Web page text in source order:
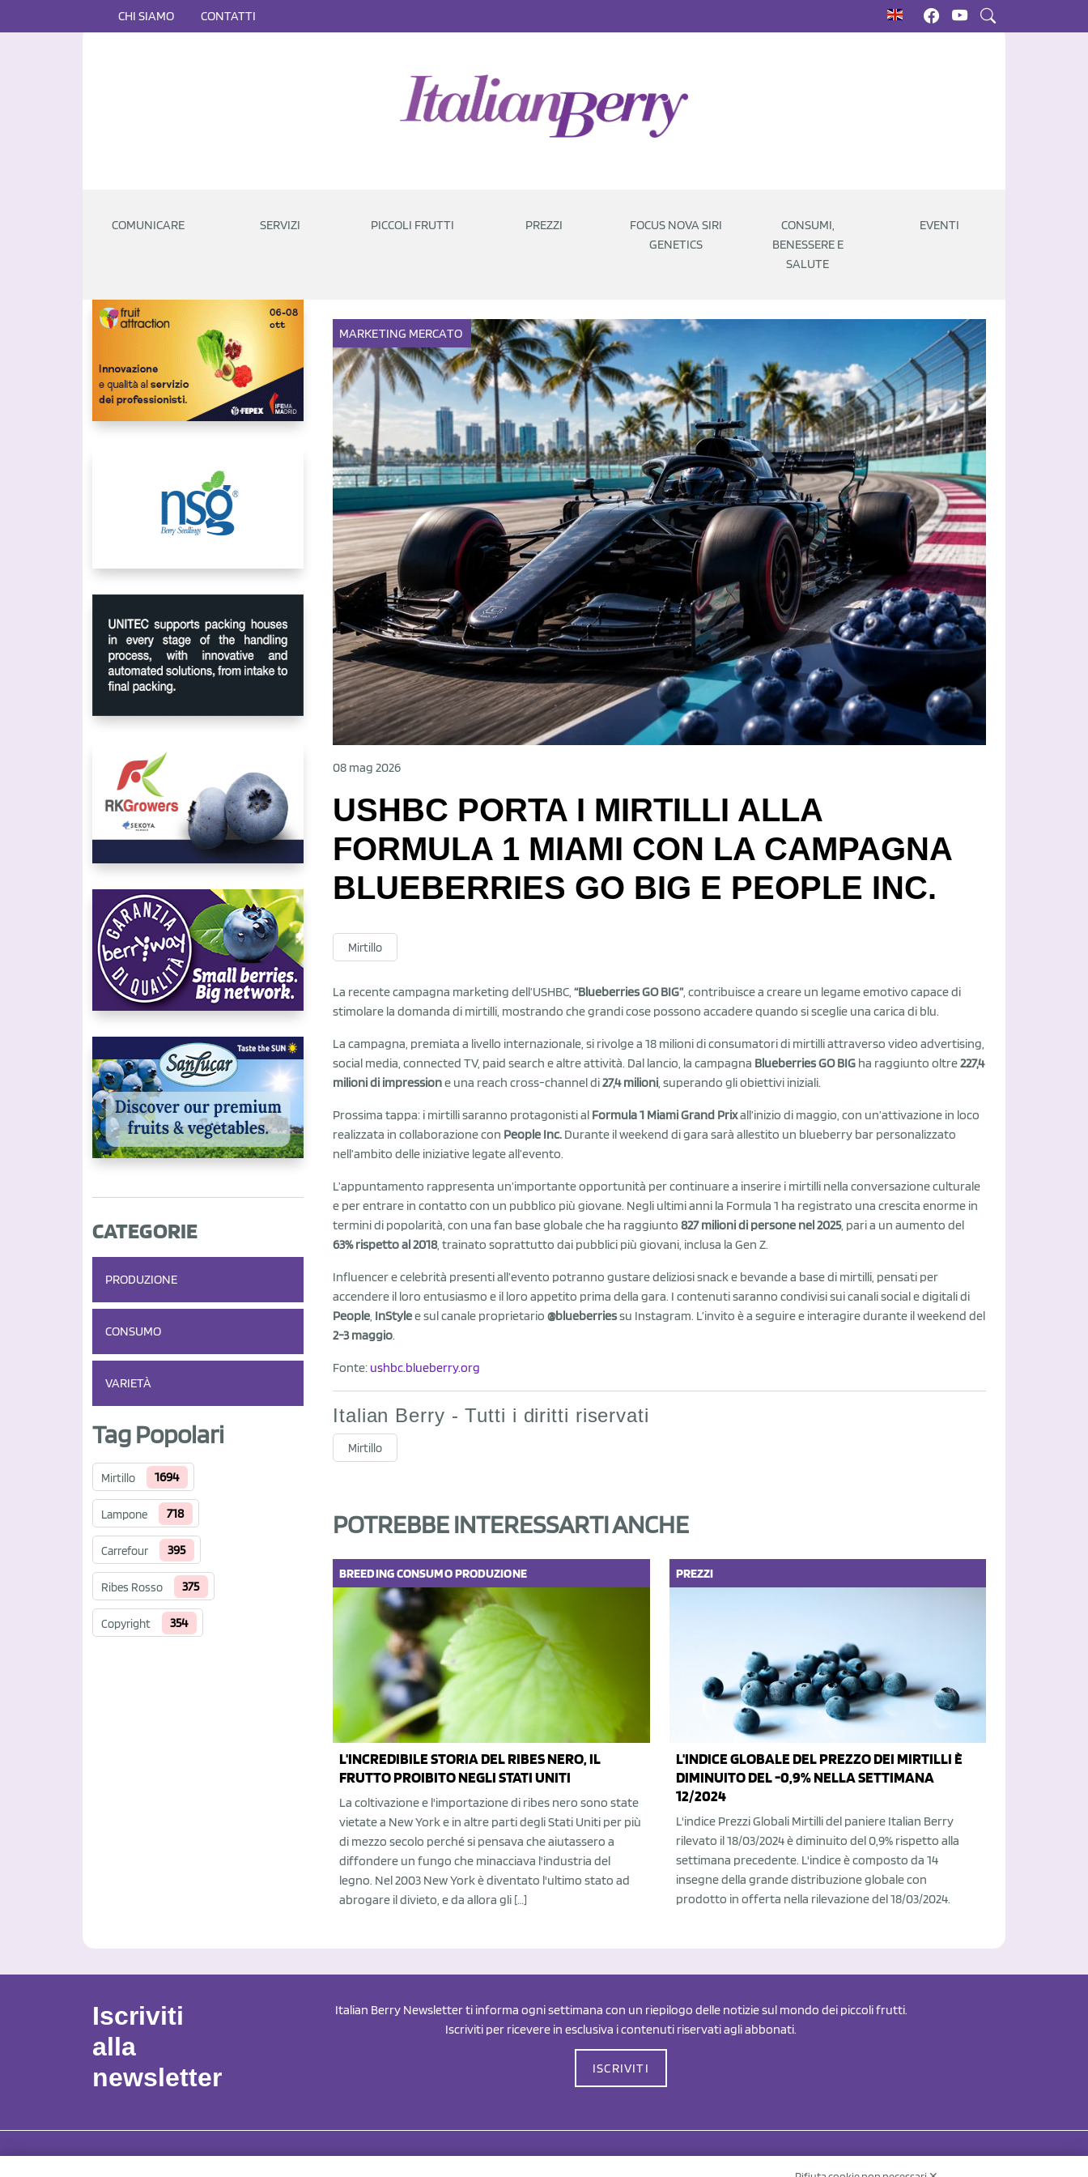
CHI SIAMO CONTATTI
COMUNICARE SERVIZI PICCOLI FRUTTI PREZZI
FOCUS NOVA SIRI
GENETICS
CONSUMI,
BENESSERE E
SALUTE
EVENTI
CATEGORIE
PRODUZIONE
CONSUMO
VARIETÀ
Tag Popolari
Mirtillo 1694
Lampone 718
Carrefour 395
Ribes Rosso 375
Copyright 354
MARKETING MERCATO
08 mag 2026
USHBC PORTA I MIRTILLI ALLA
FORMULA 1 MIAMI CON LA CAMPAGNA
BLUEBERRIES GO BIG E PEOPLE INC.
Mirtillo
La recente campagna marketing dell’USHBC, “Blueberries GO BIG”, contribuisce a creare un legame emotivo capace di
stimolare la domanda di mirtilli, mostrando che grandi cose possono accadere quando si sceglie una carica di blu.
La campagna, premiata a livello internazionale, si rivolge a 18 milioni di consumatori di mirtilli attraverso video advertising,
social media, connected TV, paid search e altre attività. Dal lancio, la campagna Blueberries GO BIG ha raggiunto oltre227,4
milioni di impressione una reach cross-channel di27,4 milioni, superando gli obiettivi iniziali.
Prossima tappa: i mirtilli saranno protagonisti al Formula 1 Miami Grand Prixall’inizio di maggio, con un’attivazione in loco
realizzata in collaborazione con People Inc. Durante il weekend di gara sarà allestito un blueberry bar personalizzato
nell’ambito delle iniziative legate all’evento.
L’appuntamento rappresenta un’importante opportunità per continuare a inserire i mirtilli nella conversazione culturale
e per entrare in contatto con un pubblico più giovane. Negli ultimi anni la Formula 1 ha registrato una crescita enorme in
termini di popolarità, con una fan base globale che ha raggiunto 827 milioni di persone nel 2025, pari a un aumento del
63% rispetto al 2018, trainato soprattutto dai pubblici più giovani, inclusa la Gen Z.
Influencer e celebrità presenti all’evento potranno gustare deliziosi snack e bevande a base di mirtilli, pensati per
accendere il loro entusiasmo e il loro appetito prima della gara. I contenuti saranno condivisi sui canali social e digitali di
People, InStylee sul canale proprietario @blueberriessu Instagram. L’invito è a seguire e interagire durante il weekend del
2-3 maggio.
Fonte: ushbc.blueberry.org
Italian Berry - Tutti i diritti riservati
Mirtillo
POTREBBE INTERESSARTI ANCHE
BREEDINGCONSUMOPRODUZIONE
L'INCREDIBILE STORIA DEL RIBES NERO, IL
FRUTTO PROIBITO NEGLI STATI UNITI
La coltivazione e l'importazione di ribes nero sono state
vietate a New York e in altre parti degli Stati Uniti per più
di mezzo secolo perché si pensava che aiutassero a
diffondere un fungo che minacciava l'industria del
legno. Nel 2003 New York è diventato l'ultimo stato ad
abrogare il divieto, e da allora gli […]
PREZZI
L'INDICE GLOBALE DEL PREZZO DEI MIRTILLI È
DIMINUITO DEL -0,9% NELLA SETTIMANA
12/2024
L'indice Prezzi Globali Mirtilli del paniere Italian Berry
rilevato il 18/03/2024 è diminuito del 0,9% rispetto alla
settimana precedente. L'indice è composto da 14
insegne della grande distribuzione globale con
prodotto in offerta nella rilevazione del 18/03/2024.
Iscriviti
alla
newsletter
Italian Berry Newsletter ti informa ogni settimana con un riepilogo delle notizie sul mondo dei piccoli frutti.
Iscriviti per ricevere in esclusiva i contenuti riservati agli abbonati.
ISCRIVITI